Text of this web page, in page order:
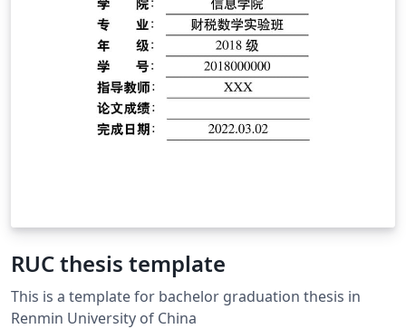
RUC thesis template
This is a template for bachelor graduation thesis in
Renmin University of China